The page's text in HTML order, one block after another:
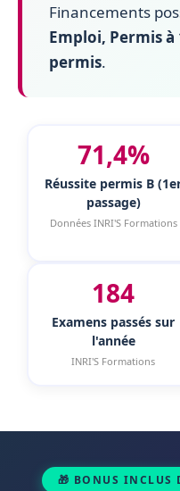
Financements
Emploi, Permis
permis.
71,4%
Réussite permis B
passage)
Données INRI'S Formations
184
Examens passés sur
l'année
INRI'S Formations
🎁 BONUS INCLUS